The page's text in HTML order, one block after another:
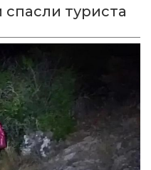
туриста